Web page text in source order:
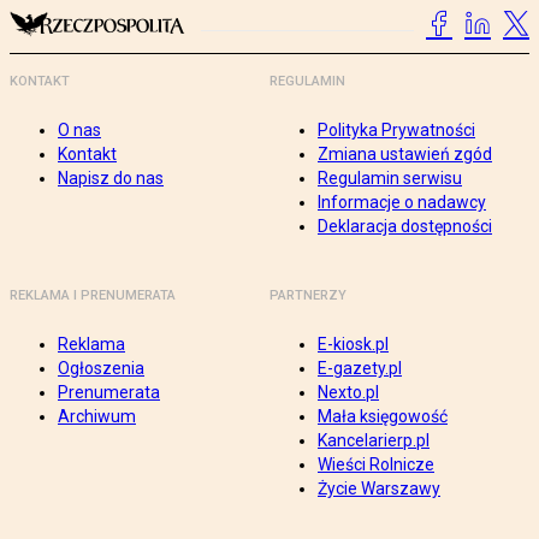
KONTAKT
O nas
Kontakt
Napisz do nas
REGULAMIN
Polityka Prywatności
Zmiana ustawień zgód
Regulamin serwisu
Informacje o nadawcy
Deklaracja dostępności
REKLAMA I PRENUMERATA
Reklama
Ogłoszenia
Prenumerata
Archiwum
PARTNERZY
E-kiosk.pl
E-gazety.pl
Nexto.pl
Mała księgowość
Kancelarierp.pl
Wieści Rolnicze
Życie Warszawy